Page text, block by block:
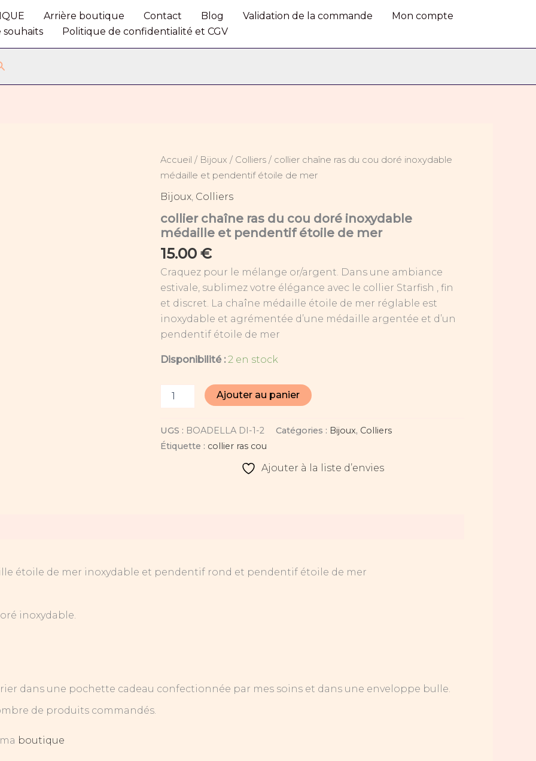
Arrière boutique Contact Blog Validation de la commande
Mon compte
souhaits Politique de confidentialité et CGV
Accueil / Bijoux / Colliers / collier chaîne ras du cou doré inoxydable
médaille et pendentif étoile de mer
Bijoux Colliers
collier chaîne ras du cou doré inoxydable
médaille et pendentif étoile de mer
15.00€
Craquez pour le mélange or/argent. Dans une ambiance
estivale, sublimez votre élégance avec le collier Starfish , fin
et discret. La chaîne médaille étoile de mer réglable est
inoxydable et agrémentée d’une médaille argentée et d’un
pendentif étoile de mer
Disponibilité : 2 en stock
quantité
collier
chaîne
ras
du
cou
inoxydable
et
pendentif
étoile
de
mer
Ajouter au panier
UGS : BOADELLA DI-1-2 Catégories : Bijoux, Colliers
Étiquette : collier ras cou
Ajouter à la liste d’envies
étoile de mer inoxydable et pendentif rond et pendentif étoile de mer
inoxydable.
dans une pochette cadeau confectionnée par mes soins et dans une enveloppe bulle.
de produits commandés.
boutique
du
inoxydable
pendentif